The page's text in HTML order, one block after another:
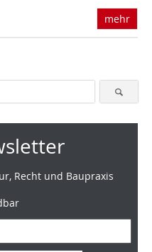
mehr
Recht und Baupraxis